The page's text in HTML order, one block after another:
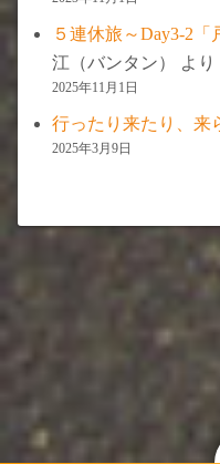
５連休旅～Day3-2「
江（バンタン）
より
2025年11月1日
行ったり来たり、来
2025年3月9日